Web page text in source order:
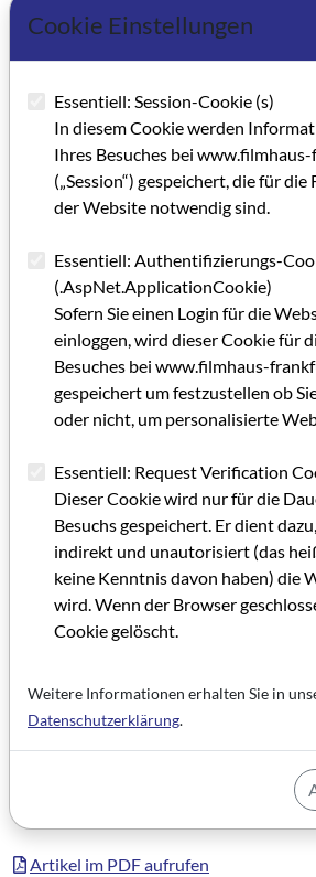
Eberhard Schäfer fragte nach, ob bei
schon in der Lage, die geforderten
können.
In dem Zusammenhang verwies Maria
der Recoupment-Plan der Situation der
Produzenten nicht gerecht werde.
produzierten überwiegend
im Spielfilm vielfach im Low-Budget-
Ausnahmefällen bestehe deshalb
eine Auswertung über Weltvertrieb und
die geforderten Angaben gingen also an
Offen blieb aber, inwieweit die
absehbar zu Änderungen in der
Invest führen würden.
Im Anschluss stellten die Produzenten
WIBank geförderten Dokumentationen
eine amerikanisch deutsche
Filmproduktion, „SANDMÄNNCHEN"
scopas medien mit rbb und NDR sowie
und „BULB FICTION" – beides
Dokumentationen der Zuta
Kategorie: Bericht/Meldung (GRIP
Beiträge)
Schlagworte: Filmhaus Frankfurt,
Wirtschaftsförderung,
Artikel im PDF aufrufen
Cookie Einstellungen
Essentiell: Session-Cookie (s)
In diesem Cookie werden
Ihres Besuches bei
(„Session“) gespeichert, die für
der Website notwendig sind.
Essentiell: Authentifizierungs-
(.AspNet.ApplicationCookie)
Sofern Sie einen Login für die
einloggen, wird dieser Cookie für
Besuches bei www.filmhaus-
gespeichert um festzustellen ob
oder nicht, um personalisierte
Essentiell: Request Verification
Dieser Cookie wird nur für die
Besuchs gespeichert. Er dient
indirekt und unautorisiert (das
keine Kenntnis davon haben) die
wird. Wenn der Browser
Cookie gelöscht.
Weitere Informationen erhalten Sie in
Datenschutzerklärung.